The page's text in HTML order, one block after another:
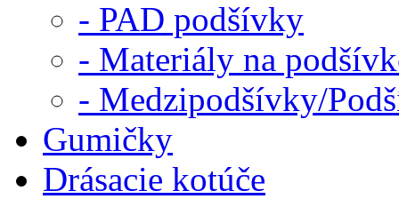
- PAD podšívky
- Materiály na
- Medzipodšívky/
Gumičky
Drásacie kotúče